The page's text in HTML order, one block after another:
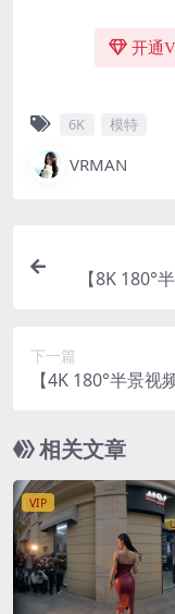
开通
6K 模特
VRMAN
【8K 180°
下一篇
【4K 180°半景
相关文章
VIP